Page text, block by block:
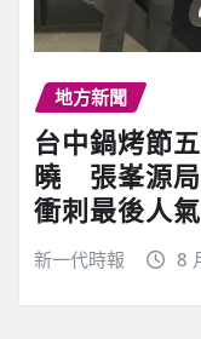
地方新聞
台中鍋烤節
曉 張峯源局
衝刺最後人氣
新一代時報 8